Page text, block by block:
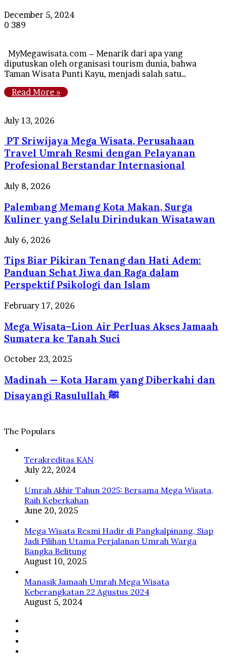
December 5, 2024
0 389
MyMegawisata.com – Menarik dari apa yang
diputuskan oleh organisasi tourism dunia, bahwa
Taman Wisata Punti Kayu, menjadi salah satu…
Read More »
PT
Mega
Wisata,
Perusahaan
Travel
Umrah
Resmi
dengan
Pelayanan
Profesional
Internasional
July 13, 2026
PT Sriwijaya Mega Wisata, Perusahaan
Travel Umrah Resmi dengan Pelayanan
Profesional Berstandar Internasional
Palembang
Kota
Makan,
Surga
Kuliner
yang
Selalu
Dirindukan
Wisatawan
July 8, 2026
Palembang Memang Kota Makan, Surga
Kuliner yang Selalu Dirindukan Wisatawan
Tips
Pikiran
Tenang
dan
Hati
Adem:
Panduan
Sehat
Jiwa
dan
dalam
Psikologi
dan
Islam
July 6, 2026
Tips Biar Pikiran Tenang dan Hati Adem:
Panduan Sehat Jiwa dan Raga dalam
Perspektif Psikologi dan Islam
Mega
Lion
Air
Perluas
Akses
Sumatera
ke
Tanah
February 17, 2026
Mega Wisata–Lion Air Perluas Akses Jamaah
Sumatera ke Tanah Suci
Madinah
Kota
Haram
yang
Disayangi
October 23, 2025
Madinah — Kota Haram yang Diberkahi dan
Disayangi Rasulullah ﷺ
The Populars
Terakreditas KAN
July 22, 2024
Umrah Akhir Tahun 2025: Bersama Mega Wisata,
Raih Keberkahan
June 20, 2025
Mega Wisata Resmi Hadir di Pangkalpinang, Siap
Jadi Pilihan Utama Perjalanan Umrah Warga
Bangka Belitung
August 10, 2025
Manasik Jamaah Umrah Mega Wisata
Keberangkatan 22 Agustus 2024
August 5, 2024